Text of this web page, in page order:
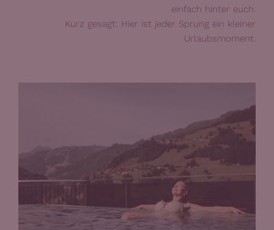
einfach hinter euch.
Kurz gesagt: Hier ist jeder Sprung ein kleiner
Urlaubsmoment.